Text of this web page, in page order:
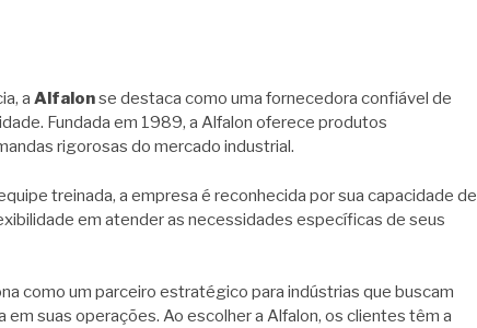
a Alfalonse destaca como uma fornecedora confiável de
Fundada em 1989, a Alfalon oferece produtos
rigorosas do mercado industrial.
treinada, a empresa é reconhecida por sua capacidade de
em atender as necessidades específicas de seus
como um parceiro estratégico para indústrias que buscam
em suas operações. Ao escolher a Alfalon, os clientes têm a